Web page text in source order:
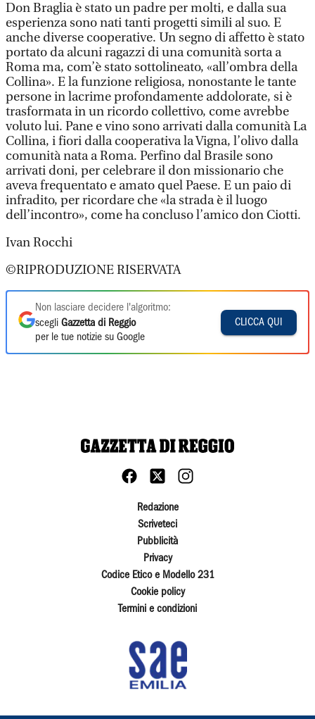
Don Braglia è stato un padre per molti, e dalla sua
esperienza sono nati tanti progetti simili al suo. E
anche diverse cooperative. Un segno di affetto è stato
portato da alcuni ragazzi di una comunità sorta a
Roma ma, com’è stato sottolineato, «all’ombra della
Collina». E la funzione religiosa, nonostante le tante
persone in lacrime profondamente addolorate, si è
trasformata in un ricordo collettivo, come avrebbe
voluto lui. Pane e vino sono arrivati dalla comunità La
Collina, i fiori dalla cooperativa la Vigna, l’olivo dalla
comunità nata a Roma. Perfino dal Brasile sono
arrivati doni, per celebrare il don missionario che
aveva frequentato e amato quel Paese. E un paio di
infradito, per ricordare che «la strada è il luogo
dell’incontro», come ha concluso l’amico don Ciotti.
Ivan Rocchi
©RIPRODUZIONE RISERVATA
Non lasciare decidere l'algoritmo:
scegli Gazzetta di Reggio
per le tue notizie su Google
CLICCA QUI
Redazione
Scriveteci
Pubblicità
Privacy
Codice Etico e Modello 231
Cookie policy
Termini e condizioni